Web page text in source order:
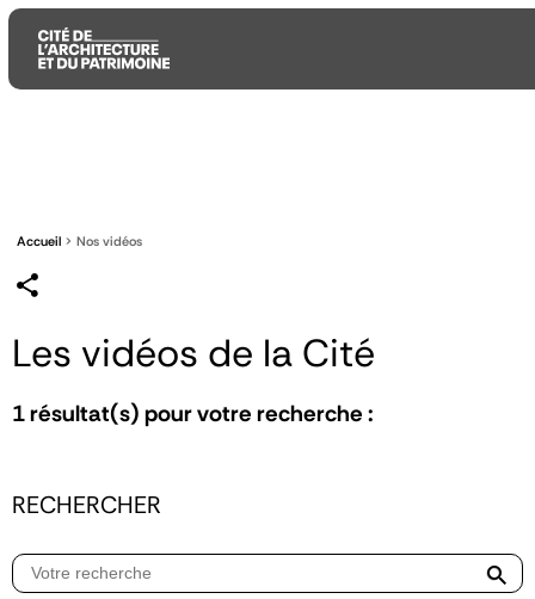
principal
principal
recherche
Accueil Nos vidéos
Les vidéos de la Cité
1résultat(s) pour votre recherche :
RECHERCHER